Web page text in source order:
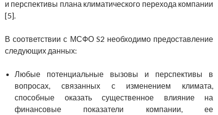
и перспективы плана климатического перехода компании
[5].
В соответствии с МСФО S2 необходимо предоставление
следующих данных:
Любые потенциальные вызовы и перспективы в
вопросах, связанных с изменением климата,
способные оказать существенное влияние на
финансовые показатели компании, ее